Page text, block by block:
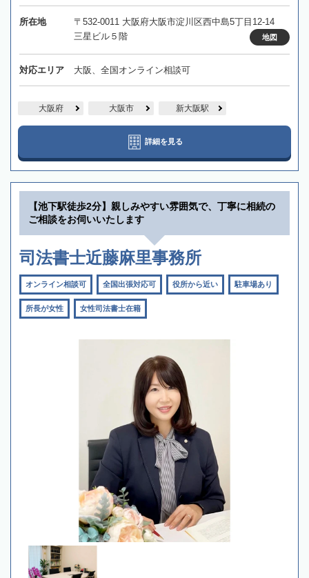
所在地
〒532-0011 大阪府大阪市淀川区西中島5丁目12-14
三星ビル５階
地図
対応エリア 大阪、全国オンライン相談可
大阪府 大阪市 新大阪駅
詳細を見る
【池下駅徒歩2分】親しみやすい雰囲気で、丁寧に相続の
ご相談をお伺いいたします
司法書士近藤麻里事務所
オンライン相談可 全国出張対応可 役所から近い 駐車場あり
所長が女性 女性司法書士在籍